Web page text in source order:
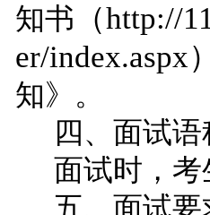
知书 （http://
er/index.aspx）
知》。
四、面试语
面试时，
五、面试要